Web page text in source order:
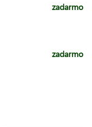
zadarmo
zadarmo